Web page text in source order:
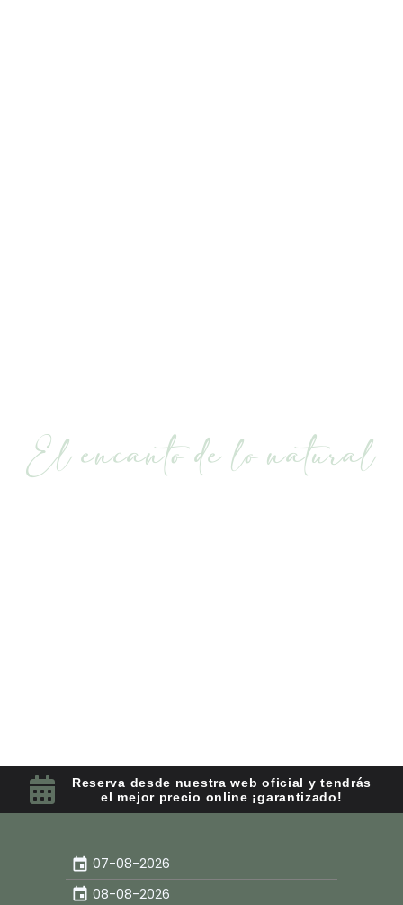
EN A CORUÑA
El encanto de lo natural
Reserva desde nuestra web oficial y tendrás
el mejor precio online ¡garantizado!
event
event